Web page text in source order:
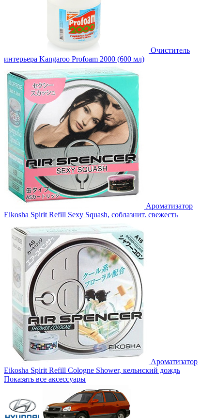
Очиститель
интерьера Kangaroo Profoam 2000 (600 мл)
Ароматизатор
Eikosha Spirit Refill Sexy Squash, соблазнит. свежесть
Ароматизатор
Eikosha Spirit Refill Cologne Shower, кельнский дождь
Показать все аксессуары